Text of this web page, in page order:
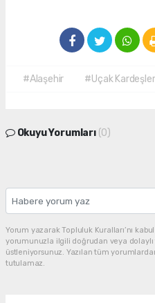
#Alaşehir #Uçak
Okuyu Yorumları (0)
Yorum yazarak Topluluk Kuralları’nı
yorumunuzla ilgili doğrudan veya dolaylı
üstleniyorsunuz. Yazılan tüm
tutulamaz.